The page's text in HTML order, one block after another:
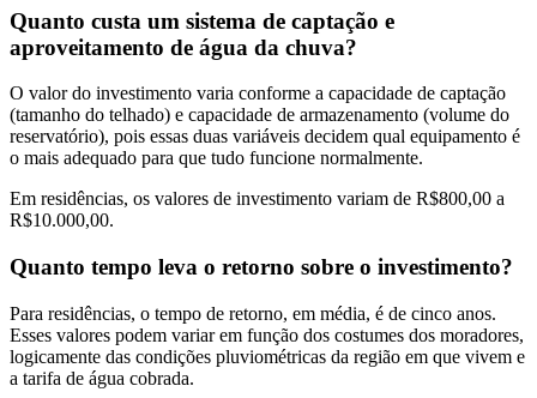
Quanto custa um sistema de captação e
aproveitamento de água da chuva?
O valor do investimento varia conforme a capacidade de captação
(tamanho do telhado) e capacidade de armazenamento (volume do
reservatório), pois essas duas variáveis decidem qual equipamento é
o mais adequado para que tudo funcione normalmente.
Em residências, os valores de investimento variam de R$800,00 a
R$10.000,00.
Quanto tempo leva o retorno sobre o investimento?
Para residências, o tempo de retorno, em média, é de cinco anos.
Esses valores podem variar em função dos costumes dos moradores,
logicamente das condições pluviométricas da região em que vivem e
a tarifa de água cobrada.